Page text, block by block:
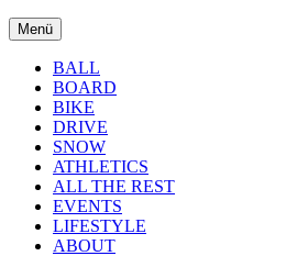
Menü
BALL
BOARD
BIKE
DRIVE
SNOW
ATHLETICS
ALL THE REST
EVENTS
LIFESTYLE
ABOUT